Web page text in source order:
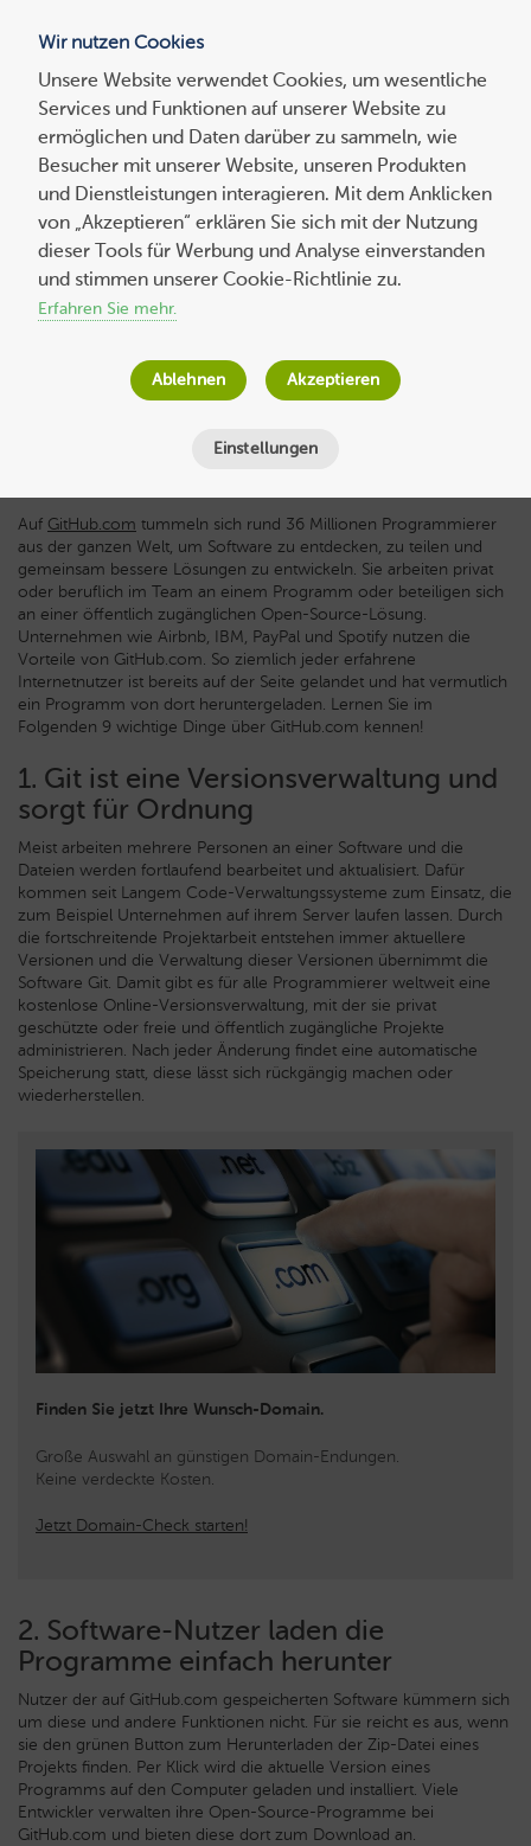
Suchen
nach:
9 Dinge, die Sie über GitHub.com wissen
sollten
Wolf-Dieter Fiege am10. April 2020
Minuten
Auf GitHub.com tummeln sich rund 36 Millionen Programmierer
aus der ganzen Welt, um Software zu entdecken, zu teilen und
gemeinsam bessere Lösungen zu entwickeln. Sie arbeiten privat
oder beruflich im Team an einem Programm oder beteiligen sich
an einer öffentlich zugänglichen Open-Source-Lösung.
Unternehmen wie Airbnb, IBM, PayPal und Spotify nutzen die
Vorteile von GitHub.com. So ziemlich jeder erfahrene
Internetnutzer ist bereits auf der Seite gelandet und hat vermutlich
ein Programm von dort heruntergeladen. Lernen Sie im
Folgenden 9 wichtige Dinge über GitHub.com kennen!
1. Git ist eine Versionsverwaltung und
sorgt für Ordnung
Meist arbeiten mehrere Personen an einer Software und die
Dateien werden fortlaufend bearbeitet und aktualisiert. Dafür
kommen seit Langem Code-Verwaltungssysteme zum Einsatz, die
zum Beispiel Unternehmen auf ihrem Server laufen lassen. Durch
die fortschreitende Projektarbeit entstehen immer aktuellere
Versionen und die Verwaltung dieser Versionen übernimmt die
Software Git. Damit gibt es für alle Programmierer weltweit eine
kostenlose Online-Versionsverwaltung, mit der sie privat
geschützte oder freie und öffentlich zugängliche Projekte
administrieren. Nach jeder Änderung findet eine automatische
Speicherung statt, diese lässt sich rückgängig machen oder
wiederherstellen.
Finden Sie jetzt Ihre Wunsch-Domain.
Große Auswahl an günstigen Domain-Endungen.
Keine verdeckte Kosten.
Jetzt Domain-Check starten!
2. Software-Nutzer laden die
Programme einfach herunter
Nutzer der auf GitHub.com gespeicherten Software kümmern sich
um diese und andere Funktionen nicht. Für sie reicht es aus, wenn
sie den grünen Button zum Herunterladen der Zip-Datei eines
Projekts finden. Per Klick wird die aktuelle Version eines
Programms auf den Computer geladen und installiert. Viele
Entwickler verwalten ihre Open-Source-Programme bei
GitHub.com und bieten diese dort zum Download an.
Wir nutzen Cookies
Unsere Website verwendet Cookies, um wesentliche
Services und Funktionen auf unserer Website zu
ermöglichen und Daten darüber zu sammeln, wie
Besucher mit unserer Website, unseren Produkten
und Dienstleistungen interagieren. Mit dem Anklicken
von „Akzeptieren“ erklären Sie sich mit der Nutzung
dieser Tools für Werbung und Analyse einverstanden
und stimmen unserer Cookie-Richtlinie zu.
Erfahren Sie mehr.
Einstellungen
Ablehnen Akzeptieren